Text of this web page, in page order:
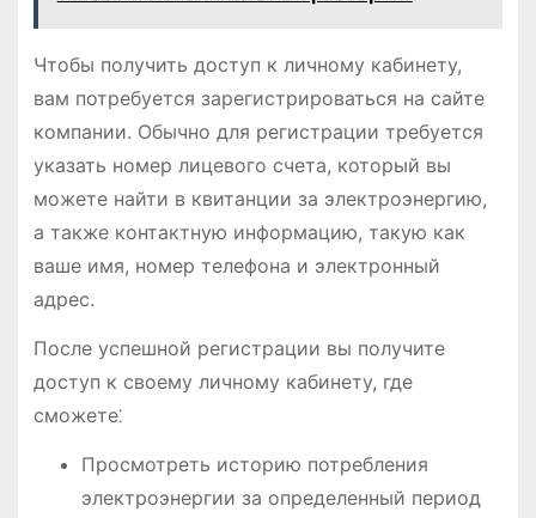
Чтобы получить доступ к личному кабинету,
вам потребуется зарегистрироваться на сайте
компании. Обычно для регистрации требуется
указать номер лицевого счета, который вы
можете найти в квитанции за электроэнергию,
а также контактную информацию, такую как
ваше имя, номер телефона и электронный
адрес.
После успешной регистрации вы получите
доступ к своему личному кабинету, где
сможете⁚
Просмотреть историю потребления
электроэнергии за определенный период